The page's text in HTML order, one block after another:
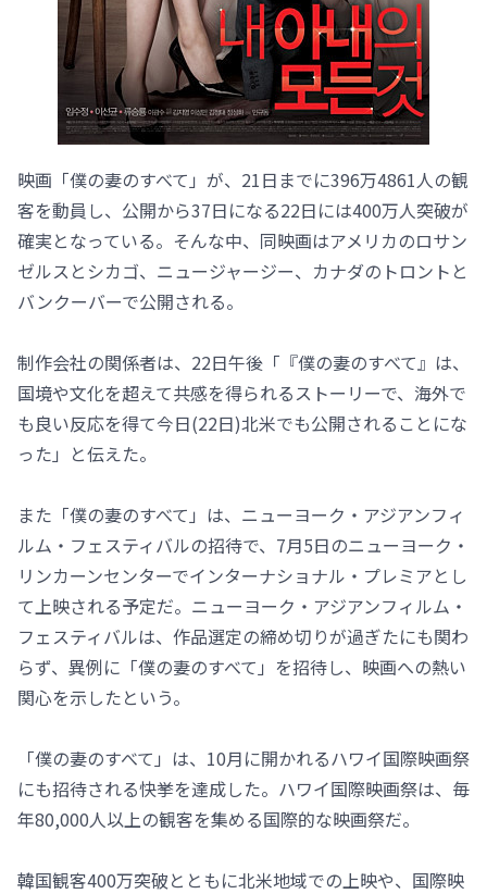
映画「僕の妻のすべて」が、21日までに396万4861人の観
客を動員し、公開から37日になる22日には400万人突破が
確実となっている。そんな中、同映画はアメリカのロサン
ゼルスとシカゴ、ニュージャージー、カナダのトロントと
バンクーバーで公開される。
制作会社の関係者は、22日午後「『僕の妻のすべて』は、
国境や文化を超えて共感を得られるストーリーで、海外で
も良い反応を得て今日(22日)北米でも公開されることにな
った」と伝えた。
また「僕の妻のすべて」は、ニューヨーク・アジアンフィ
ルム・フェスティバルの招待で、7月5日のニューヨーク・
リンカーンセンターでインターナショナル・プレミアとし
て上映される予定だ。ニューヨーク・アジアンフィルム・
フェスティバルは、作品選定の締め切りが過ぎたにも関わ
らず、異例に「僕の妻のすべて」を招待し、映画への熱い
関心を示したという。
「僕の妻のすべて」は、10月に開かれるハワイ国際映画祭
にも招待される快挙を達成した。ハワイ国際映画祭は、毎
年80,000人以上の観客を集める国際的な映画祭だ。
韓国観客400万突破とともに北米地域での上映や、国際映